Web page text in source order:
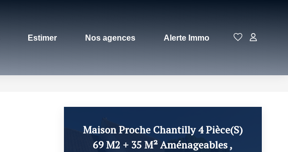
Estimer Nos agences Alerte Immo
Maison Proche Chantilly 4 Pièce(s)
69 M2 + 35 M² Aménageables,